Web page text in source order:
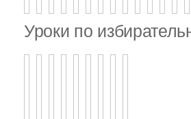
Уроки по